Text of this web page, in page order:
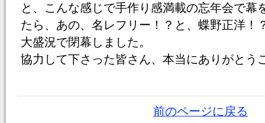
と、こんな感じで手作り感満載の忘年会で幕
たら、あの、名レフリー！？と、蝶野正洋！
大盛況で閉幕しました。
協力して下さった皆さん、本当にありがと
前のページに戻る